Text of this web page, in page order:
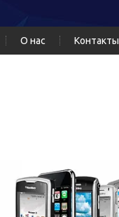
О нас Контакты